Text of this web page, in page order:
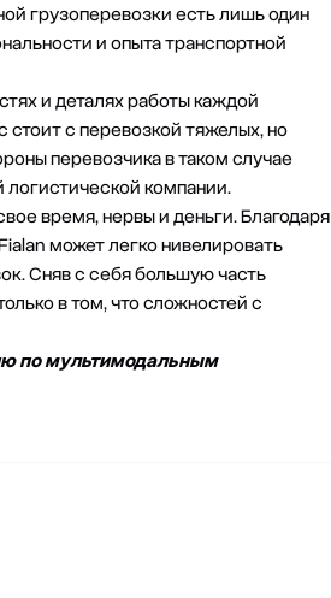
грузоперевозки есть лишь один
и опыта транспортной
и деталях работы каждой
стоит с перевозкой тяжелых, но
перевозчика в таком случае
компании.
время, нервы и деньги. Благодаря
может легко нивелировать
Сняв с себя большую часть
в том, что сложностей с
по мультимодальным